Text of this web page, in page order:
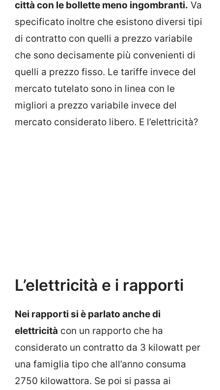
città con le bollette meno ingombranti. Va
specificato inoltre che esistono diversi tipi
di contratto con quelli a prezzo variabile
che sono decisamente più convenienti di
quelli a prezzo fisso. Le tariffe invece del
mercato tutelato sono in linea con le
migliori a prezzo variabile invece del
mercato considerato libero. E l’elettricità?
L’elettricità e i rapporti
Nei rapporti si è parlato anche di
elettricità con un rapporto che ha
considerato un contratto da 3 kilowatt per
una famiglia tipo che all’anno consuma
2750 kilowattora. Se poi si passa ai